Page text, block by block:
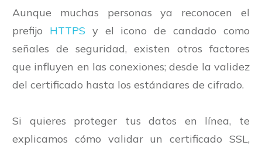
Aunque muchas personas ya reconocen el
prefijo HTTPS y el icono de candado como
señales de seguridad, existen otros factores
que influyen en las conexiones; desde la validez
del certificado hasta los estándares de cifrado.
Si quieres proteger tus datos en línea, te
explicamos cómo validar un certificado SSL,